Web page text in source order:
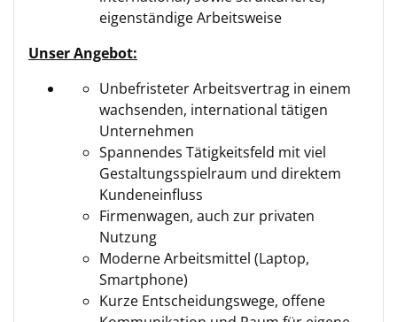
eigenständige Arbeitsweise
Unser Angebot:
Unbefristeter Arbeitsvertrag in einem
wachsenden, international tätigen
Unternehmen
Spannendes Tätigkeitsfeld mit viel
Gestaltungsspielraum und direktem
Kundeneinfluss
Firmenwagen, auch zur privaten
Nutzung
Moderne Arbeitsmittel (Laptop,
Smartphone)
Kurze Entscheidungswege, offene